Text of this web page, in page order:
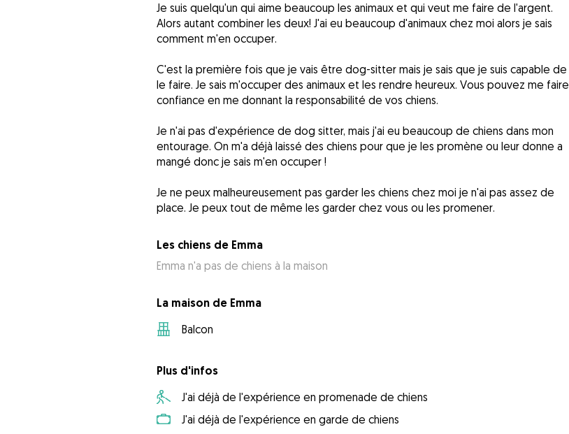
Je suis quelqu'un qui aime beaucoup les animaux et qui veut me faire de l'argent.
Alors autant combiner les deux! J'ai eu beaucoup d'animaux chez moi alors je sais
comment m'en occuper.
C'est la première fois que je vais être dog-sitter mais je sais que je suis capable de
le faire. Je sais m'occuper des animaux et les rendre heureux. Vous pouvez me faire
confiance en me donnant la responsabilité de vos chiens.
Je n'ai pas d'expérience de dog sitter, mais j'ai eu beaucoup de chiens dans mon
entourage. On m'a déjà laissé des chiens pour que je les promène ou leur donne a
mangé donc je sais m'en occuper !
Je ne peux malheureusement pas garder les chiens chez moi je n'ai pas assez de
place. Je peux tout de même les garder chez vous ou les promener.
Les chiens de Emma
Emma n'a pas de chiens à la maison
La maison de Emma
Balcon
Plus d'infos
J'ai déjà de l'expérience en promenade de chiens
J'ai déjà de l'expérience en garde de chiens